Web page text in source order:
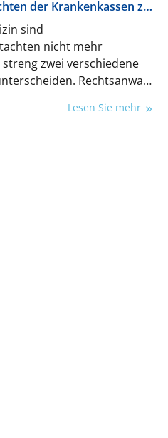
der Krankenkassen zu
sind
nicht mehr
zwei verschiedene
Rechtsanwalt
genauer ein.
Lesen Sie mehr